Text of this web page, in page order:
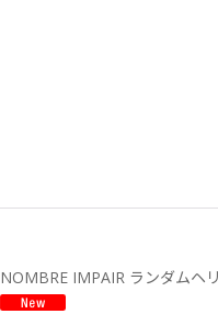
NOMBRE IMPAIR ランダム